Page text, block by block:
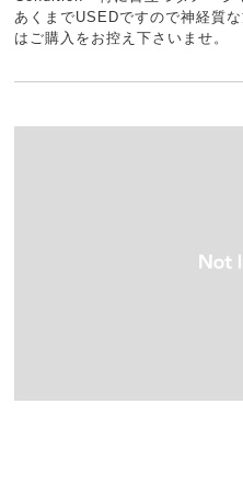
あくまでUSEDですので神経質
はご購入をお控え下さいませ。